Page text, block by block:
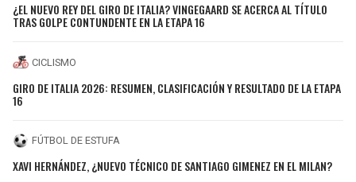
¿EL NUEVO REY DEL GIRO DE ITALIA? VINGEGAARD SE ACERCA AL TÍTULO
TRAS GOLPE CONTUNDENTE EN LA ETAPA 16
CICLISMO
GIRO DE ITALIA 2026: RESUMEN, CLASIFICACIÓN Y RESULTADO DE LA ETAPA
16
FÚTBOL DE ESTUFA
XAVI HERNÁNDEZ, ¿NUEVO TÉCNICO DE SANTIAGO GIMENEZ EN EL MILAN?